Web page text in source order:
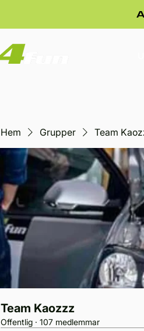
Hem Grupper Team
Team Kaozzz
Offentlig · 107 medlemmar